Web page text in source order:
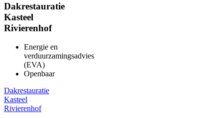
Dakrestauratie
Kasteel
Rivierenhof
Energie en
verduurzamingsadvies
(EVA)
Openbaar
Dakrestauratie
Kasteel
Rivierenhof